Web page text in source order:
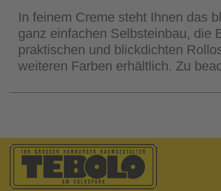
In feinem Creme steht Ihnen das
ganz einfachen Selbsteinbau, die
praktischen und blickdichten
weiteren Farben erhältlich. Zu